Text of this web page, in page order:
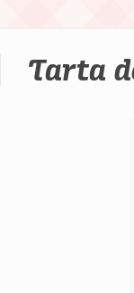
Tarta